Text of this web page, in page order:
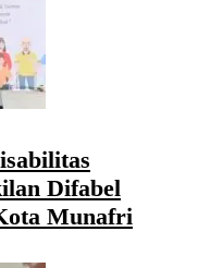
Difabel
Munafri